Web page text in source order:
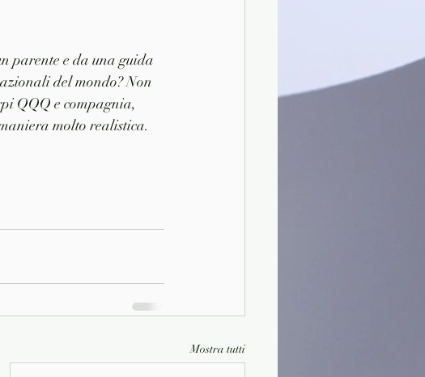
parente e da una guida
del mondo? Non
QQQ e compagnia,
molto realistica.
Mostra tutti